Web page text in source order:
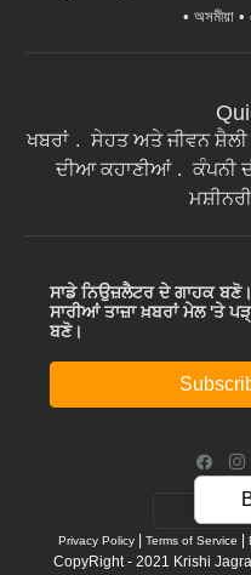
অসমীয়া
ਖਬਰਾਂ ਸੇਹਤ ਅਤੇ ਜੀਵਨ ਸ਼ੈਲੀ
ਦੀਆ ਕਹਾਣੀਆਂ
ਕੰਪਨੀ
ਮਸ਼ੀਨਰੀ
ਸਾਡੇ ਨਿਉਜ਼ਲੈਟਰ ਦੇ ਗਾਹਕ
ਸਾਰੀਆਂ ਤਾਜ਼ਾ ਖ਼ਬਰਾਂ ਮੇਲ 'ਤੇ
ਬਣੋ।
Privacy Policy Terms of Service
CopyRight - 2021 Krishi